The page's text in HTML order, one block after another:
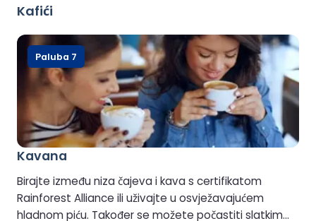
Kafići
Kavana
Birajte između niza čajeva i kava s certifikatom
Rainforest Alliance ili uživajte u osvježavajućem
hladnom piću. Također se možete počastiti slatkim
Paluba 7